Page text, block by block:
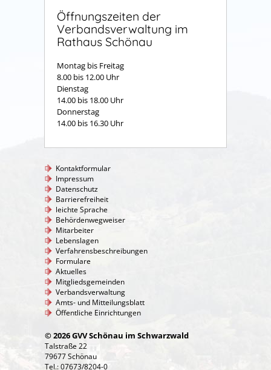
Öffnungszeiten der
Verbandsverwaltung im
Rathaus Schönau
Montag bis Freitag
8.00 bis 12.00 Uhr
Dienstag
14.00 bis 18.00 Uhr
Donnerstag
14.00 bis 16.30 Uhr
Kontaktformular
Impressum
Datenschutz
Barrierefreiheit
leichte Sprache
Behördenwegweiser
Mitarbeiter
Lebenslagen
Verfahrensbeschreibungen
Formulare
Aktuelles
Mitgliedsgemeinden
Verbandsverwaltung
Amts- und Mitteilungsblatt
Öffentliche Einrichtungen
© 2026 GVV Schönau im Schwarzwald
Talstraße 22
79677 Schönau
Tel.: 07673/8204-0